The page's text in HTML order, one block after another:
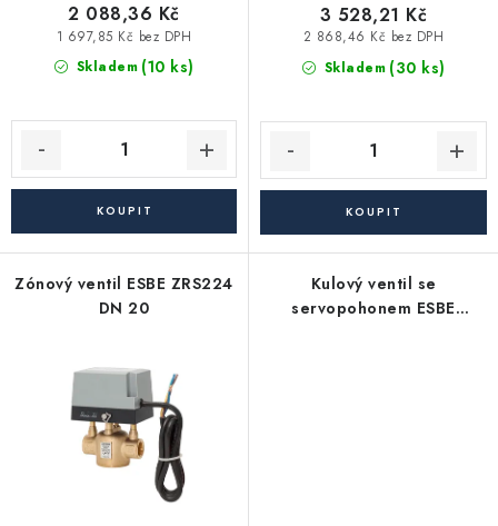
Větrání a rekuperace
Koupelna a sanita
Spojovací materiál
Reklamační podmínky
Obchodní podmínky půjčovny nářadí
Skladem (10 ks)
1 697,85 Kč bez DPH
2 088,36 Kč
Skladem (30 ks)
2 868,46 Kč bez DPH
3 528,21 Kč
Zónový ventil ESBE ZRS224
DN 20
Kulový ventil se
servopohonem ESBE